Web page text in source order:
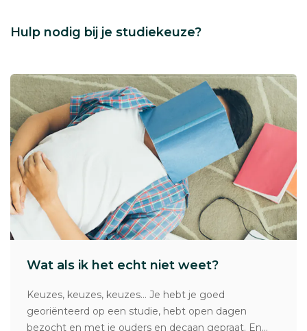
Hulp nodig bij je studiekeuze?
Wat als ik het echt niet weet?
Keuzes, keuzes, keuzes… Je hebt je goed
georiënteerd op een studie, hebt open dagen
bezocht en met je ouders en decaan gepraat. En...